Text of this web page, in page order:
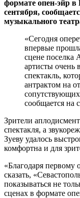
формате опен-эйр
сентября,
музыкального
«Сегодня
впервые
сцене поселка
артисты очень
спектакль,
антрактом на
сообщается на
Зрители
спектакля, а
Зуеву удалось
комфортна и для
«Благодаря
сказать,
показываться не
сценах в формате